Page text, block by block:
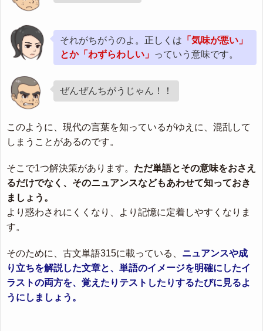
それがちがうのよ。正しくは 「気味が悪い」
とか「わずらわしい」 っていう意味です。
ぜんぜんちがうじゃん！！
このように、現代の言葉を知っているがゆえに、混乱して
しまうことがあるのです。
そこで1つ解決策があります。 ただ単語とその意味をおさえ
るだけでなく、そのニュアンスなどもあわせて知っておき
ましょう。
より惑わされにくくなり、より記憶に定着しやすくなりま
す。
そのために、古文単語315に載っている、 ニュアンスや成
り立ちを解説した文章と、単語のイメージを明確にしたイ
ラストの両方を、覚えたりテストしたりするたびに見るよ
うにしましょう。